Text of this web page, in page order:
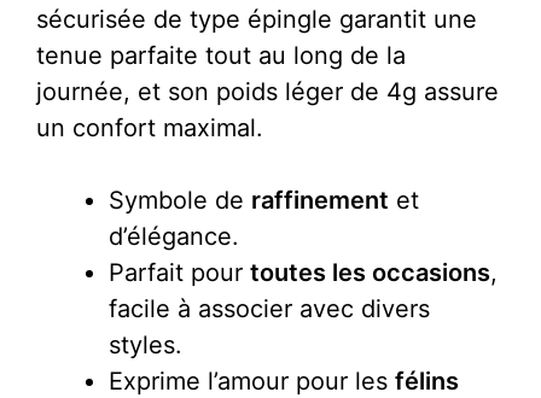
sécurisée de type épingle garantit une
tenue parfaite tout au long de la
journée, et son poids léger de 4g assure
un confort maximal.
Symbole de raffinement et
d’élégance.
Parfait pour toutes les occasions,
facile à associer avec divers
styles.
Exprime l’amour pour les félins